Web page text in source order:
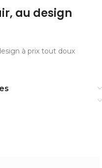
au design
à prix tout doux